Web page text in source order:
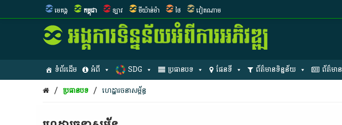
មេគង្គ កម្ពុជា ឡាវ មីយ៉ាន់ម៉ា ថៃ វៀតណាម
ទំព័រដើម អំពី SDG ប្រធានបទ ផែនទី ព័ត៌មានទិន្នន័យ ព័ត៌មាន
/ ប្រធានបទ / ហេដ្ឋារចនាសម្ព័ន្ធ